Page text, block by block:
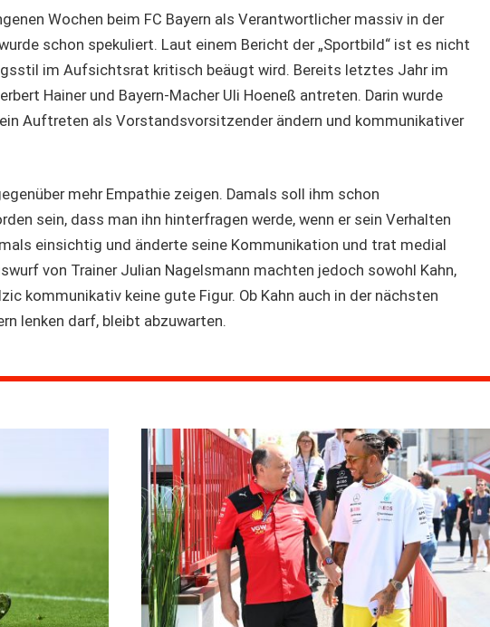
Wochen beim FC Bayern als Verantwortlicher massiv in der
schon spekuliert. Laut einem Bericht der „Sportbild“ ist es nicht
im Aufsichtsrat kritisch beäugt wird. Bereits letztes Jahr im
Hainer und Bayern-Macher Uli Hoeneß antreten. Darin wurde
Auftreten als Vorstandsvorsitzender ändern und kommunikativer
mehr Empathie zeigen. Damals soll ihm schon
sein, dass man ihn hinterfragen werde, wenn er sein Verhalten
einsichtig und änderte seine Kommunikation und trat medial
von Trainer Julian Nagelsmann machten jedoch sowohl Kahn,
kommunikativ keine gute Figur. Ob Kahn auch in der nächsten
lenken darf, bleibt abzuwarten.